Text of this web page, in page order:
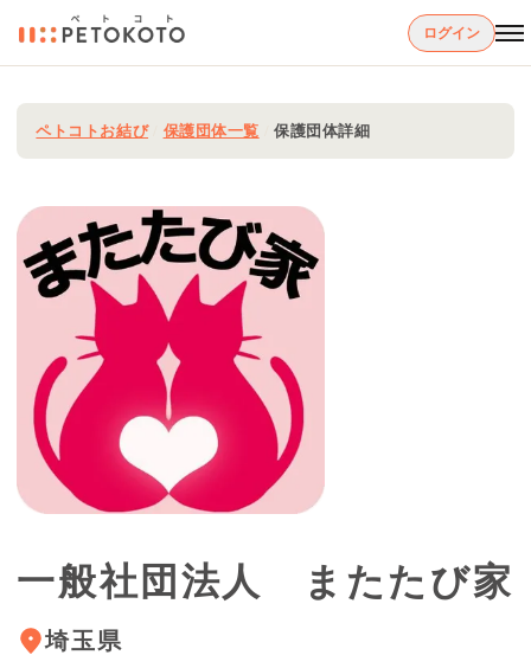
ログイン
ペトコトお結び 保護団体一覧 保護団体詳細
一般社団法人 またたび家
埼玉県